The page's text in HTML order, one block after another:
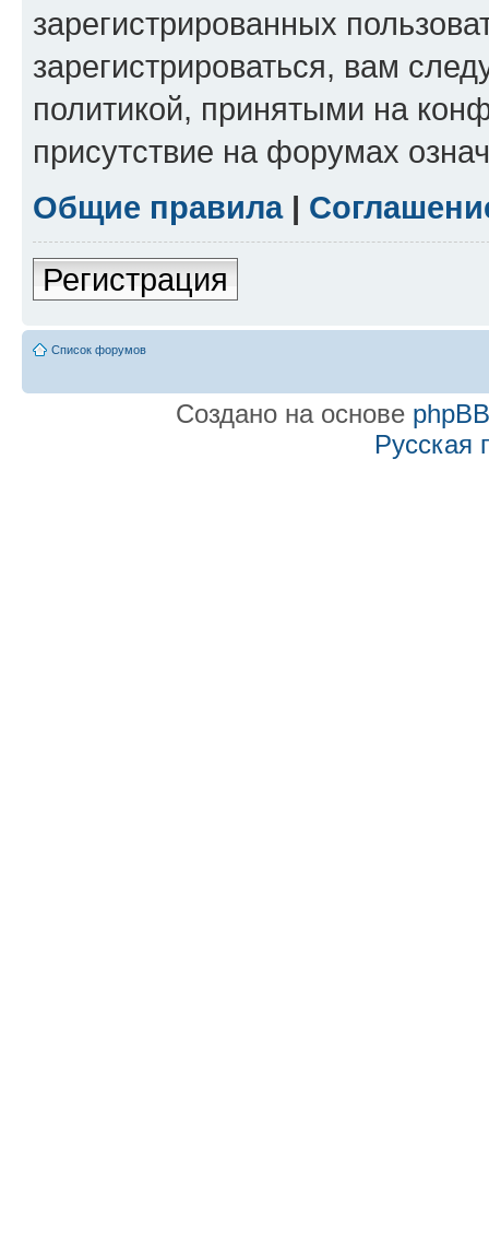
зарегистрированных
зарегистрироваться, вам
политикой, принятыми на
присутствие на форумах
Общие правила|
Регистрация
Список форумов
Создано на основе phpBB
Русская